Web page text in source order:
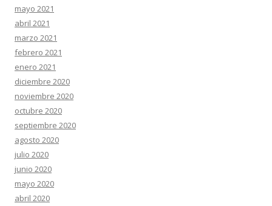
mayo 2021
abril 2021
marzo 2021
febrero 2021
enero 2021
diciembre 2020
noviembre 2020
octubre 2020
septiembre 2020
agosto 2020
julio 2020
junio 2020
mayo 2020
abril 2020